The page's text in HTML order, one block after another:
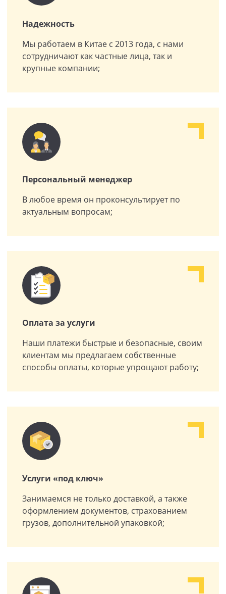
Надежность
Мы работаем в Китае с 2013 года, с нами
сотрудничают как частные лица, так и
крупные компании;
Персональный менеджер
В любое время он проконсультирует по
актуальным вопросам;
Оплата за услуги
Наши платежи быстрые и безопасные, своим
клиентам мы предлагаем собственные
способы оплаты, которые упрощают работу;
Услуги «под ключ»
Занимаемся не только доставкой, а также
оформлением документов, страхованием
грузов, дополнительной упаковкой;